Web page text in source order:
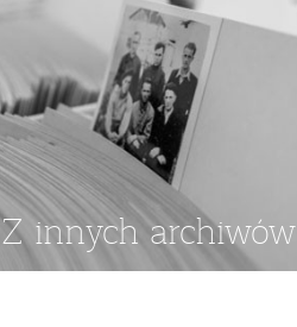
Z innych archiwów